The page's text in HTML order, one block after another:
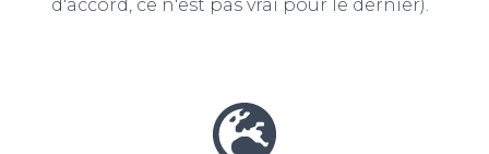
d'accord, ce n'est pas vrai pour le dernier).